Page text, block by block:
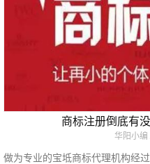
商标注册倒底有
华阳小编
做为专业的宝坻商标代理机构经